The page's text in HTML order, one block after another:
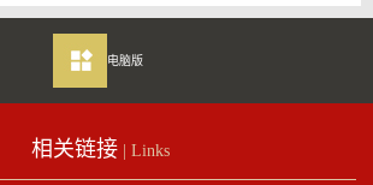
电脑版
相关链接 | Links